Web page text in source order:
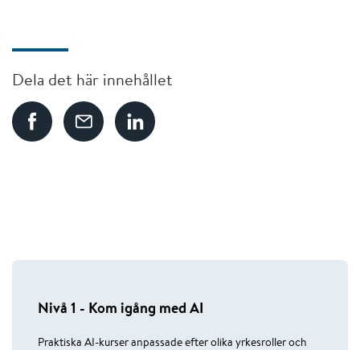
Dela det här innehållet
Nivå 1 - Kom igång med AI
Praktiska AI-kurser anpassade efter olika yrkesroller och